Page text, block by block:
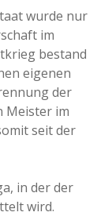
wurde nur
im
bestand
eigenen
der
Meister im
seit der
in der der
wird.